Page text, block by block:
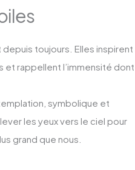
toujours. Elles inspirent
et rappellent l’immensité dont
symbolique et
les yeux vers le ciel pour
grand que nous.